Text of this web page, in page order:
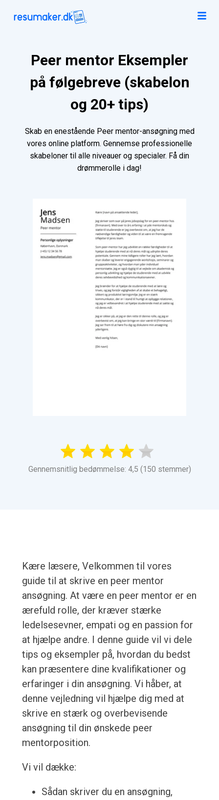
Peer mentor Eksempler
på følgebreve (skabelon
og 20+ tips)
Skab en enestående Peer mentor-ansøgning med
vores online platform. Gennemse professionelle
skabeloner til alle niveauer og specialer. Få din
drømmerolle i dag!
Gennemsnitlig bedømmelse: 4,5 (150 stemmer)
Kære læsere, Velkommen til vores
guide til at skrive en peer mentor
ansøgning. At være en peer mentor er en
ærefuld rolle, der kræver stærke
ledelsesevner, empati og en passion for
at hjælpe andre. I denne guide vil vi dele
tips og eksempler på, hvordan du bedst
kan præsentere dine kvalifikationer og
erfaringer i din ansøgning. Vi håber, at
denne vejledning vil hjælpe dig med at
skrive en stærk og overbevisende
ansøgning til din ønskede peer
mentorposition.
Vi vil dække:
Sådan skriver du en ansøgning,